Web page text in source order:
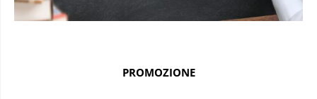
PROMOZIONE